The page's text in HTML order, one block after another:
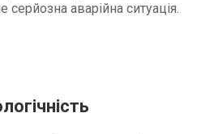
серйозна аварійна ситуація.